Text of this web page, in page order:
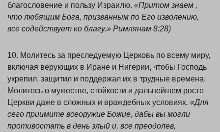
благословение и пользу Израилю. «Притом знаем ,
что любящим Бога, призванным по Его изволению,
все содействует ко благу.» Римлянам 8:28)
10. Молитесь за преследуемую Церковь по всему миру,
включая верующих в Иране и Нигерии, чтобы Господь
укрепил, защитил и поддержал их в трудные времена.
Молитесь о мужестве, стойкости и дальнейшем росте
Церкви даже в сложных и враждебных условиях. «Для
сего приимите всеоружие Божие, дабы вы могли
противостать в день злый и, все преодолев,